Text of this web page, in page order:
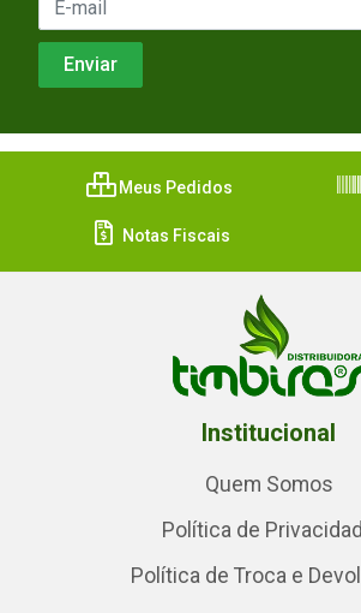
Meus Pedidos
Notas Fiscais
Institucional
Quem Somos
Política de
Política de Troca e